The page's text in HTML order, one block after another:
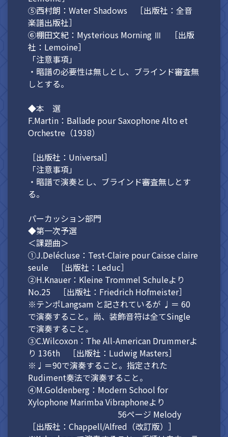
⑤西村朗：Water Shadows ［出版社：全音
楽譜出版社］
⑥棚田文紀：Mysterious Morning Ⅲ ［出版
社：Lemoine］
「注意事項」
・暗譜の必要性は無しとし、ブラインド審査無
しとする。
◆本 選
F.Martin：Ballade pour Saxophone Alto et
Orchestre（1938）
［出版社：Universal］
「注意事項」
・暗譜で演奏とし、ブラインド審査無しとす
る。
パーカッション部門
◆第一次予選
＜課題曲＞
①J.Delécluse：Test-Claire pour Caisse claire
seule ［出版社：Leduc］
②H.Knauer：Kleine Trommel Schuleより
No.25 ［出版社：Friedrich Hofmeister］
※テンポLangsam と記されているが ♩＝ 60
で演奏すること。尚、装飾音符は全てSingle
で演奏すること。
③C.Wilcoxon：The All-American Drummerよ
り 136th ［出版社：Ludwig Masters］
※♩＝90で演奏すること。指定された
Rudiment奏法で演奏すること。
④M.Goldenberg：Modern School for
Xylophone Marimba Vibraphoneより
56ページ Melody
［出版社：Chappell/Alfred（改訂版）］